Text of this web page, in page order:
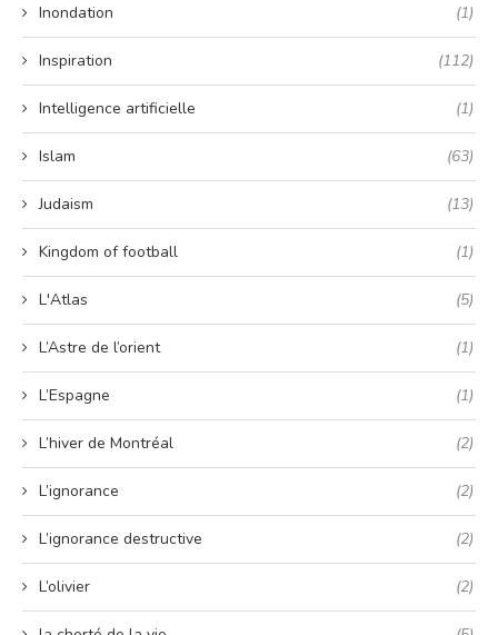
Inondation (1)
Inspiration (112)
Intelligence artificielle (1)
Islam (63)
Judaism (13)
Kingdom of football (1)
L'Atlas (5)
L’Astre de l’orient (1)
L’Espagne (1)
L’hiver de Montréal (2)
L’ignorance (2)
L’ignorance destructive (2)
L’olivier (2)